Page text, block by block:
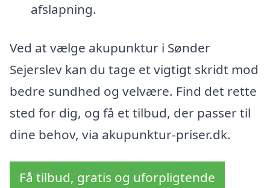
afslapning.
Ved at vælge akupunktur i Sønder
Sejerslev kan du tage et vigtigt skridt mod
bedre sundhed og velvære. Find det rette
sted for dig, og få et tilbud, der passer til
dine behov, via akupunktur-priser.dk.
Få tilbud, gratis og uforpligtende